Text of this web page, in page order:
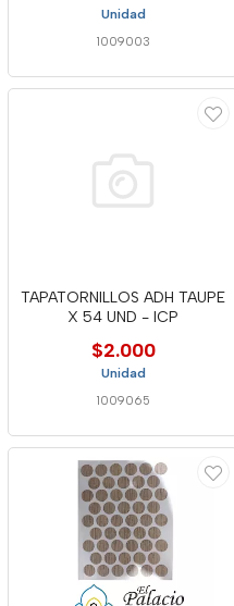
Unidad
1009003
TAPATORNILLOS ADH TAUPE
X 54 UND - ICP
$2.000
Unidad
1009065